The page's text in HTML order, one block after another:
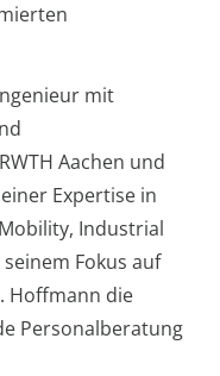
mit
Aachen und
Expertise in
Industrial
Fokus auf
Hoffmann die
Personalberatung